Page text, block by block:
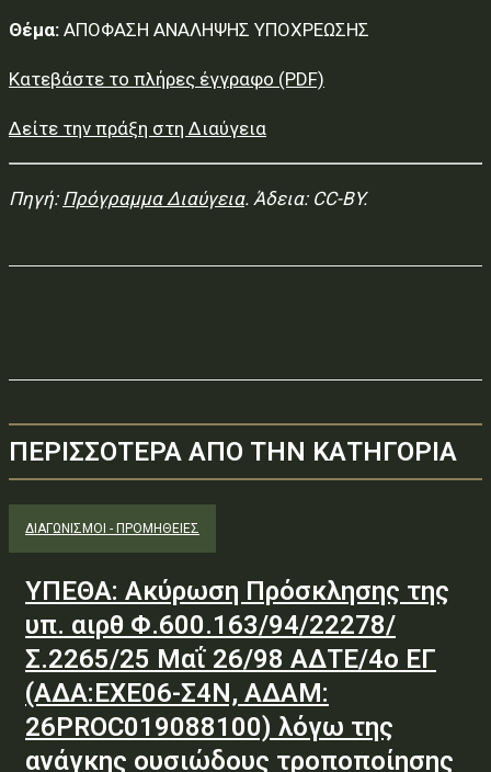
Θέμα: ΑΠΟΦΑΣΗ ΑΝΑΛΗΨΗΣ ΥΠΟΧΡΕΩΣΗΣ
Κατεβάστε το πλήρες έγγραφο (PDF)
Δείτε την πράξη στη Διαύγεια
Πηγή: Πρόγραμμα Διαύγεια. Άδεια: CC-BY.
ΠΕΡΙΣΣΟΤΕΡΑ ΑΠΟ ΤΗΝ ΚΑΤΗΓΟΡΙΑ
ΔΙΑΓΩΝΙΣΜΟΊ - ΠΡΟΜΉΘΕΙΕΣ
ΥΠΕΘΑ: Ακύρωση Πρόσκλησης της
υπ. αιρθ Φ.600.163/94/22278/
Σ.2265/25 Μαΐ 26/98 ΑΔΤΕ/4ο ΕΓ
(ΑΔΑ:ΕΧΕ06-Σ4Ν, ΑΔΑΜ:
26PROC019088100) λόγω της
ανάγκης ουσιώδους τροποποίησης